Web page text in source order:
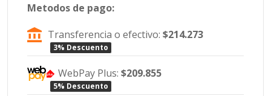
Metodos de pago:
Transferencia o efectivo:$214.273
3% Descuento
WebPay Plus:$209.855
5% Descuento